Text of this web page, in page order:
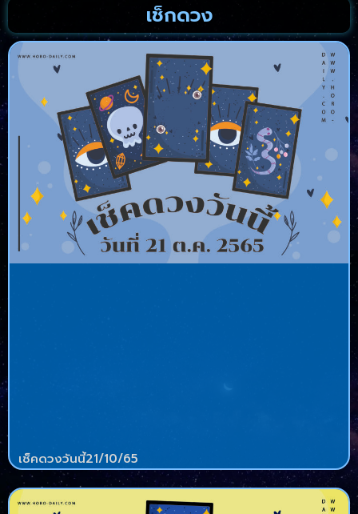
เช็กดวง
เช็คดวงวันนี้21/10/65